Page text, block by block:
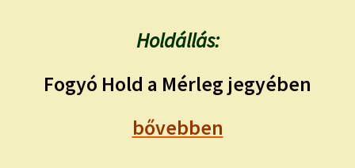
Holdállás:
Fogyó Hold a Mérleg jegyében
bővebben